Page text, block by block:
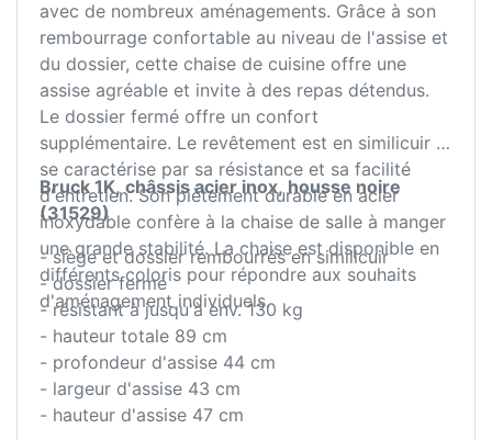
avec de nombreux aménagements. Grâce à son
rembourrage confortable au niveau de l'assise et
du dossier, cette chaise de cuisine offre une
assise agréable et invite à des repas détendus.
Le dossier fermé offre un confort
supplémentaire. Le revêtement est en similicuir et
se caractérise par sa résistance et sa facilité
d'entretien. Son piètement durable en acier
inoxydable confère à la chaise de salle à manger
une grande stabilité. La chaise est disponible en
différents coloris pour répondre aux souhaits
d'aménagement individuels.
Bruck 1K, châssis acier inox, housse noire
(31529)
- siège et dossier rembourrés en similicuir
- dossier fermé
- résistant à jusqu'à env. 130 kg
- hauteur totale 89 cm
- profondeur d'assise 44 cm
- largeur d'assise 43 cm
- hauteur d'assise 47 cm